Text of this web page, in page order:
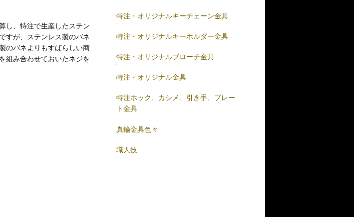
し、特注で生産したステン
すが、ステンレス製のバネ
のバネよりもすばらしい商
組み合わせておいたネジを
特注・オリジナルキーチェーン金具
特注・オリジナルキーホルダー金具
特注・オリジナルブローチ金具
特注・オリジナル金具
特注ホック、カシメ、引き手、プレー
ト金具
真鍮金具色々
職人技